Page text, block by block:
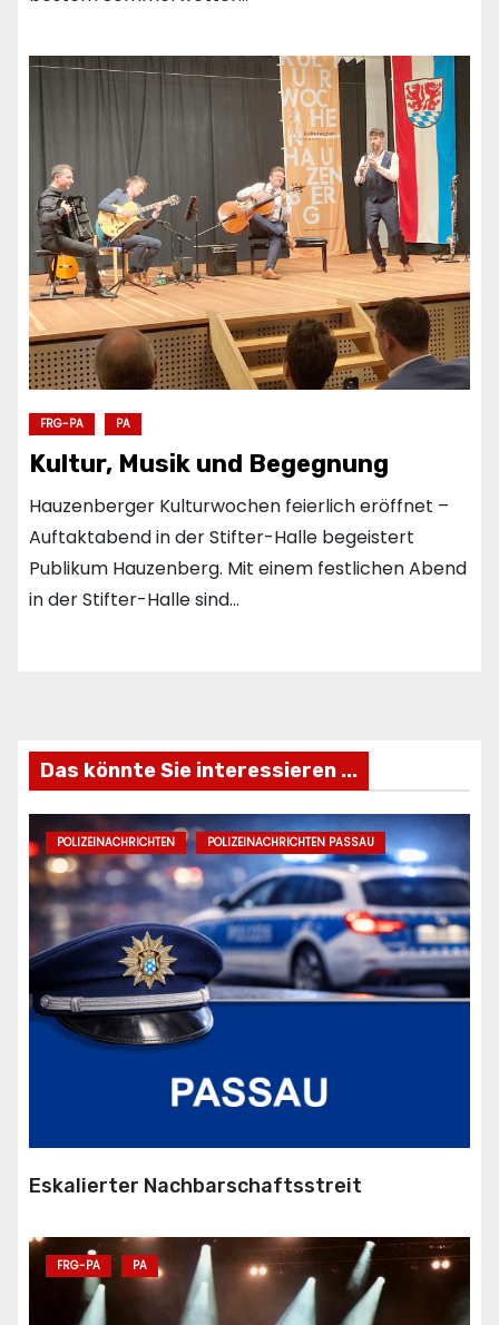
FRG-PA PA
Kultur, Musik und Begegnung
Hauzenberger Kulturwochen feierlich eröffnet –
Auftaktabend in der Stifter-Halle begeistert
Publikum Hauzenberg. Mit einem festlichen Abend
in der Stifter-Halle sind…
Das könnte Sie interessieren ...
POLIZEINACHRICHTEN POLIZEINACHRICHTEN PASSAU
Eskalierter Nachbarschaftsstreit
FRG-PA PA